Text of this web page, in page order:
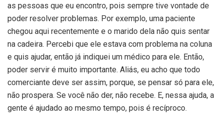
as pessoas que eu encontro, pois sempre tive vontade de
poder resolver problemas. Por exemplo, uma paciente
chegou aqui recentemente e o marido dela não quis sentar
na cadeira. Percebi que ele estava com problema na coluna
e quis ajudar, então já indiquei um médico para ele. Então,
poder servir é muito importante. Aliás, eu acho que todo
comerciante deve ser assim, porque, se pensar só para ele,
não prospera. Se você não der, não recebe. E, nessa ajuda, a
gente é ajudado ao mesmo tempo, pois é recíproco.